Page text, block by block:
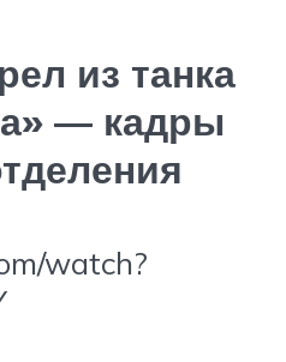
из танка
— кадры
watch?